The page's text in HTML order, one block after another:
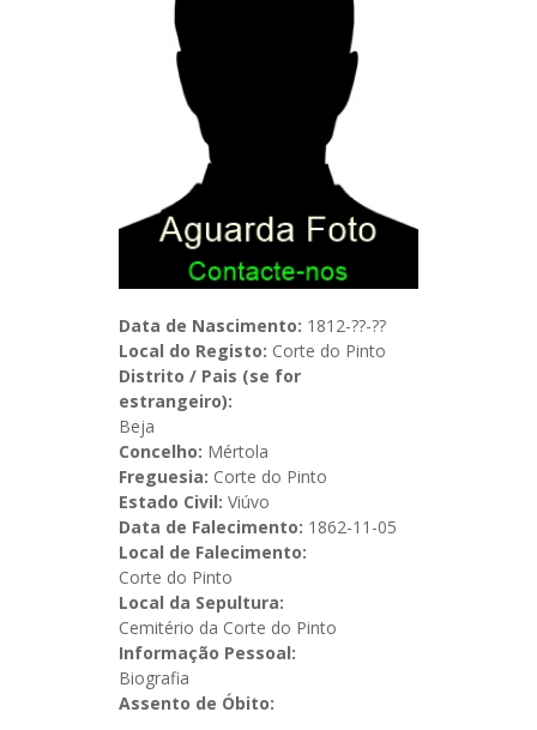
Data de Nascimento: 1812-??-??
Local do Registo: Corte do Pinto
Distrito / Pais (se for
estrangeiro):
Beja
Concelho: Mértola
Freguesia: Corte do Pinto
Estado Civil: Viúvo
Data de Falecimento: 1862-11-05
Local de Falecimento:
Corte do Pinto
Local da Sepultura:
Cemitério da Corte do Pinto
Informação Pessoal:
Biografia
Assento de Óbito: